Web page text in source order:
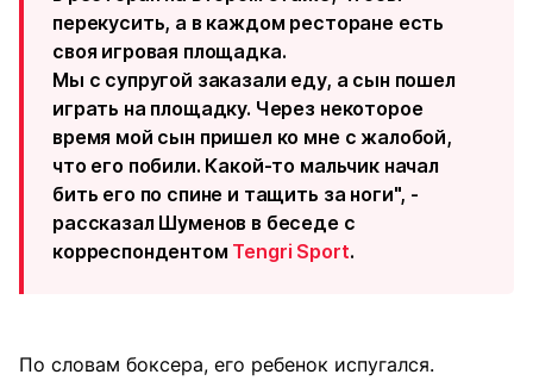
перекусить, а в каждом ресторане есть
своя игровая площадка.
Мы с супругой заказали еду, а сын пошел
играть на площадку. Через некоторое
время мой сын пришел ко мне с жалобой,
что его побили. Какой-то мальчик начал
бить его по спине и тащить за ноги", -
рассказал Шуменов в беседе с
корреспондентом Tengri Sport.
По словам боксера, его ребенок испугался.